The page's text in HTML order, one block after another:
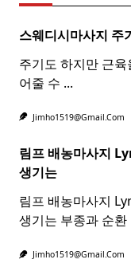
스웨디시마사지 주
주기도 하지만 근
어줄 수 ...
Jimho1519@gmail.com
림프 배농마사지
생기는
림프 배농마사지
생기는 부종과 순환
Jimho1519@gmail.com